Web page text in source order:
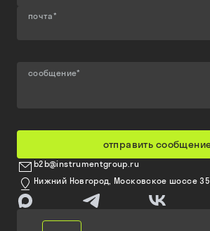
почта*
сообщение*
отправить
b2b@instrumentgroup.ru
Нижний Новгород, Московское шоссе